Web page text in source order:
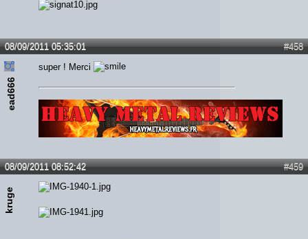
#458
08/09/2011 05:35:01
ead666
super ! Merci
#459
08/09/2011 08:52:42
kruge